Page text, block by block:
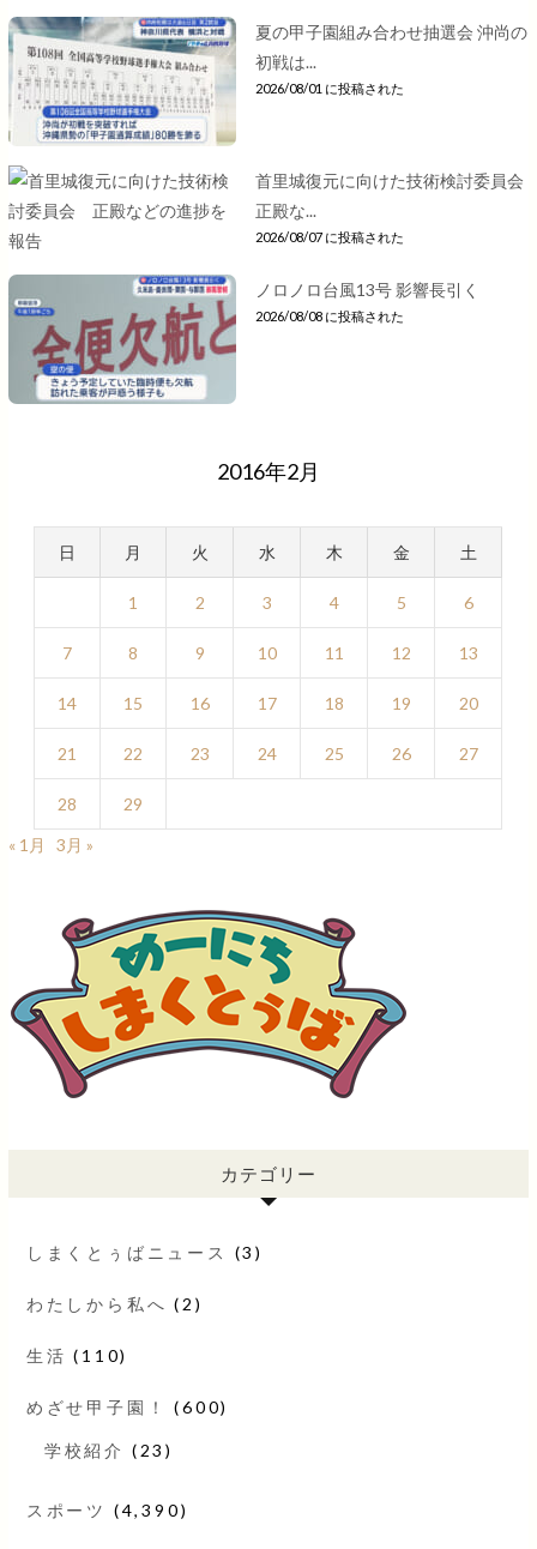
夏の甲子園組み合わせ抽選会 沖尚の
初戦は...
2026/08/01 に投稿された
首里城復元に向けた技術検討委員会
正殿な...
2026/08/07 に投稿された
ノロノロ台風13号 影響長引く
2026/08/08 に投稿された
2016年2月
日 月 火 水 木 金 土
1 2 3 4 5 6
7 8 9 10 11 12 13
14 15 16 17 18 19 20
21 22 23 24 25 26 27
28
29
« 1月
3月 »
カテゴリー
しまくとぅばニュース (3)
わたしから私へ (2)
生活 (110)
めざせ甲子園！ (600)
学校紹介 (23)
スポーツ (4,390)